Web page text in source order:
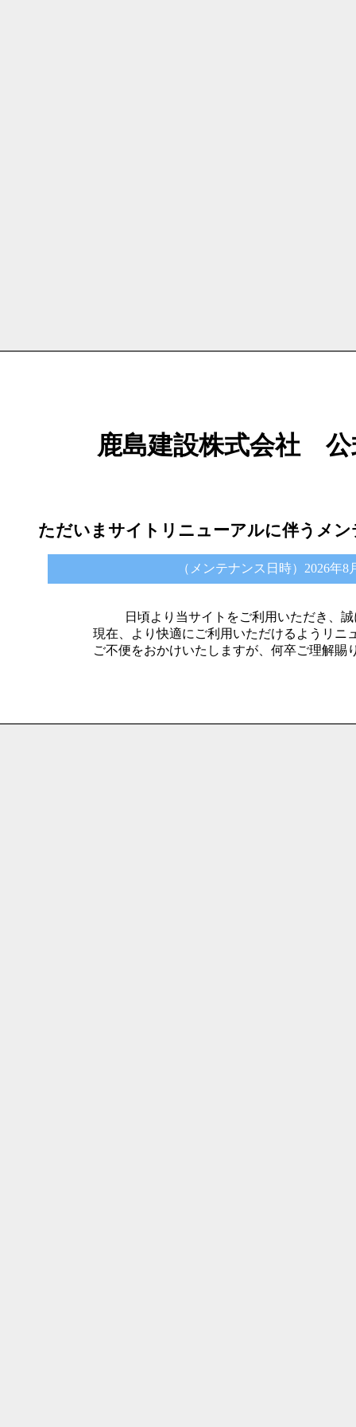
鹿島建設株式会社
ただいまサイトリニューアルに伴うメ
（メンテナンス日時）2026年8
日頃より当サイトをご利用いただき、
現在、より快適にご利用いただけるようリニ
ご不便をおかけいたしますが、何卒ご理解賜